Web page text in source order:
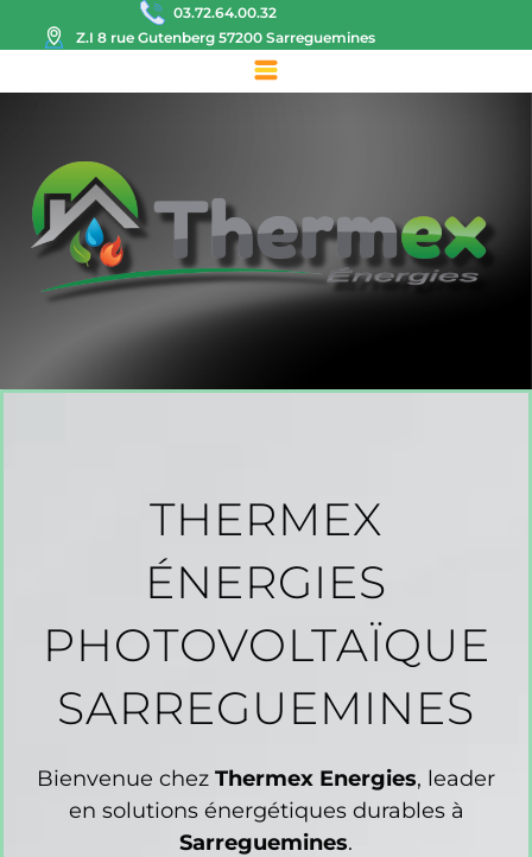
03.72.64.00.32
Z.I 8 rue Gutenberg 57200 Sarreguemines
THERMEX
ÉNERGIES
PHOTOVOLTAÏQUE
SARREGUEMINES
Bienvenue chez Thermex Energies, leader
en solutions énergétiques durables à
Sarreguemines.